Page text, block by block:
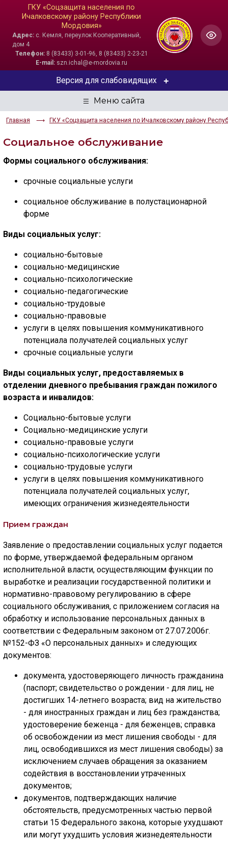
ГКУ «Соцзащита населения по
Ичалковскому району Республики
Мордовия»
Адрес: с. Кемля, переулок Кооперативный,
дом 4
Телефон:8 (83433) 3-01-96, 8 (83433) 2-23-21
E-mail: szn.ichal@e-mordovia.ru
Главная ГКУ «Соцзащита населения по Ичалковскому району
Версия для слабовидящих
ЦВЕТОВАЯ СХЕМА
Aa Aa Aa
РАЗМЕР ТЕКСТА
Настройки по умолчанию
Социальное обслуживание
Формы социального обслуживания:
срочные социальные услуги
социальное обслуживание в полустационарной
форме
Виды социальных услуг:
социально-бытовые
социально-медицинские
социально-психологические
социально-педагогические
социально-трудовые
социально-правовые
услуги в целях повышения коммуникативного
потенциала получателей социальных услуг
срочные социальные услуги
Виды социальных услуг, предоставляемых в
отделении дневного пребывания граждан пожилого
возраста и инвалидов:
Социально-бытовые услуги
Социально-медицинские услуги
социально-правовые услуги
социально-психологические услуги
социально-трудовые услуги
услуги в целях повышения коммуникативного
потенциала получателей социальных услуг,
имеющих ограничения жизнедеятельности
Прием граждан
Заявление о предоставлении социальных услуг подается
по форме, утверждаемой федеральным органом
исполнительной власти, осуществляющим функции по
выработке и реализации государственной политики и
нормативно-правовому регулированию в сфере
социального обслуживания, с приложением согласия на
обработку и использование персональных данных в
соответствии с Федеральным законом от 27.07.2006г.
№152-ФЗ «О персональных данных» и следующих
документов:
документа, удостоверяющего личность гражданина
(паспорт; свидетельство о рождении - для лиц, не
достигших 14-летнего возраста; вид на жительство
- для иностранных граждан и лиц без гражданства;
удостоверение беженца - для беженцев; справка
об освобождении из мест лишения свободы - для
лиц, освободившихся из мест лишения свободы) за
исключением случаев обращения за оказанием
содействия в восстановлении утраченных
документов;
документов, подтверждающих наличие
обстоятельств, предусмотренных частью первой
статьи 15 Федерального закона, которые ухудшают
или могут ухудшить условия жизнедеятельности